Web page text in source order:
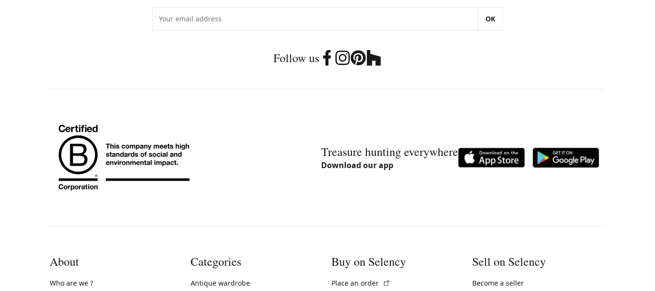
OK
Follow us
Treasure hunting everywhere
Download our app
About
Who are we ?
Categories
Antique wardrobe
Buy on Selency
Place an order
Sell on Selency
Become a seller